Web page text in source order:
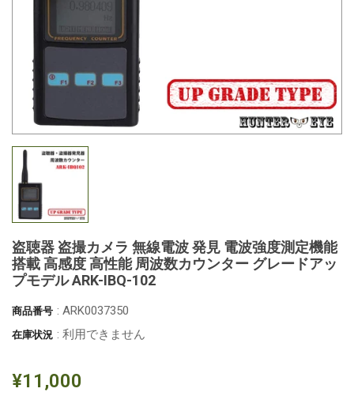
盗聴器 盗撮カメラ 無線電波 発見 電波強度測定機能
搭載 高感度 高性能 周波数カウンター グレードアッ
プモデル ARK-IBQ-102
商品番号 : ARK0037350
在庫状況 : 利用できません
¥11,000